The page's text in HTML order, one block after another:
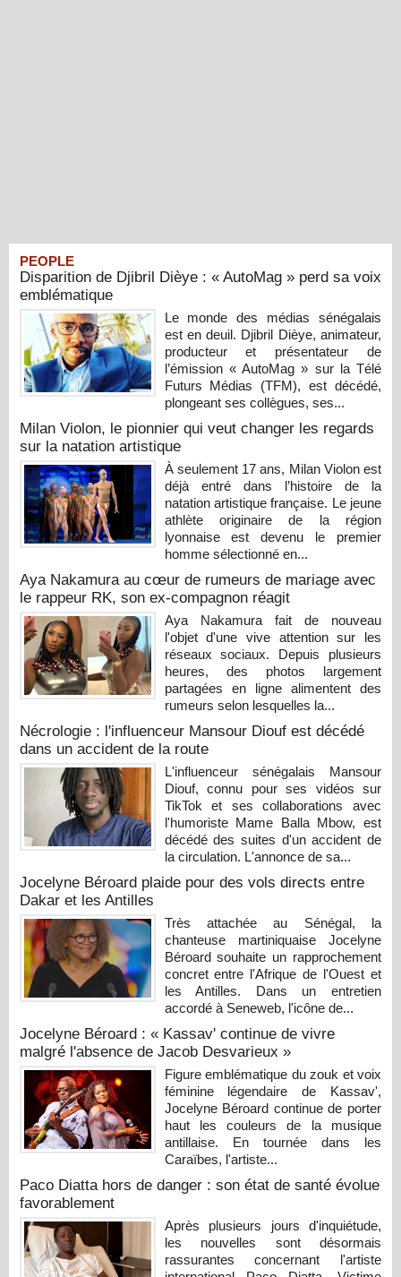
PEOPLE
Disparition de Djibril Dièye : « AutoMag » perd sa voix
emblématique
Le monde des médias sénégalais
est en deuil. Djibril Dièye, animateur,
producteur et présentateur de
l’émission « AutoMag » sur la Télé
Futurs Médias (TFM), est décédé,
plongeant ses collègues, ses...
Milan Violon, le pionnier qui veut changer les regards
sur la natation artistique
À seulement 17 ans, Milan Violon est
déjà entré dans l’histoire de la
natation artistique française. Le jeune
athlète originaire de la région
lyonnaise est devenu le premier
homme sélectionné en...
Aya Nakamura au cœur de rumeurs de mariage avec
le rappeur RK, son ex-compagnon réagit
Aya Nakamura fait de nouveau
l'objet d'une vive attention sur les
réseaux sociaux. Depuis plusieurs
heures, des photos largement
partagées en ligne alimentent des
rumeurs selon lesquelles la...
Nécrologie : l'influenceur Mansour Diouf est décédé
dans un accident de la route
L'influenceur sénégalais Mansour
Diouf, connu pour ses vidéos sur
TikTok et ses collaborations avec
l'humoriste Mame Balla Mbow, est
décédé des suites d'un accident de
la circulation. L'annonce de sa...
Jocelyne Béroard plaide pour des vols directs entre
Dakar et les Antilles
Très attachée au Sénégal, la
chanteuse martiniquaise Jocelyne
Béroard souhaite un rapprochement
concret entre l'Afrique de l'Ouest et
les Antilles. Dans un entretien
accordé à Seneweb, l'icône de...
Jocelyne Béroard : « Kassav' continue de vivre
malgré l'absence de Jacob Desvarieux »
Figure emblématique du zouk et voix
féminine légendaire de Kassav',
Jocelyne Béroard continue de porter
haut les couleurs de la musique
antillaise. En tournée dans les
Caraïbes, l'artiste...
Paco Diatta hors de danger : son état de santé évolue
favorablement
Après plusieurs jours d'inquiétude,
les nouvelles sont désormais
rassurantes concernant l'artiste